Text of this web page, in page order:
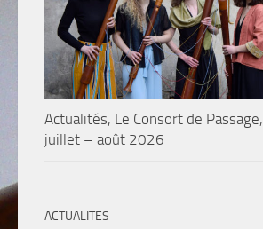
Actualités, Le Consort de Passage,
juillet – août 2026
ACTUALITES